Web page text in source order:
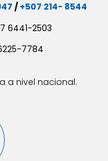
/ +507 214- 8544
6441-2503
7784
a nivel nacional.